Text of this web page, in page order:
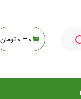
0 –
0 تومان